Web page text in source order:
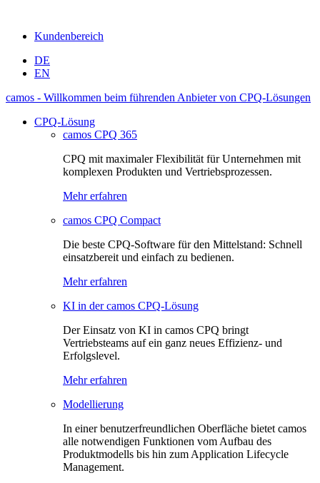
Kundenbereich
DE
EN
camos - Willkommen beim führenden Anbieter von CPQ-Lösungen
CPQ-Lösung
camos CPQ 365
CPQ mit maximaler Flexibilität für Unternehmen mit
komplexen Produkten und Vertriebsprozessen.
Mehr erfahren
camos CPQ Compact
Die beste CPQ-Software für den Mittelstand: Schnell
einsatzbereit und einfach zu bedienen.
Mehr erfahren
KI in der camos CPQ-Lösung
Der Einsatz von KI in camos CPQ bringt
Vertriebsteams auf ein ganz neues Effizienz- und
Erfolgslevel.
Mehr erfahren
Modellierung
In einer benutzerfreundlichen Oberfläche bietet camos
alle notwendigen Funktionen vom Aufbau des
Produktmodells bis hin zum Application Lifecycle
Management.